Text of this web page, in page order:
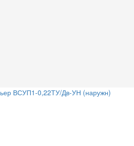
ВСУП1-0,22ТУ/Дв-УН (наружн)